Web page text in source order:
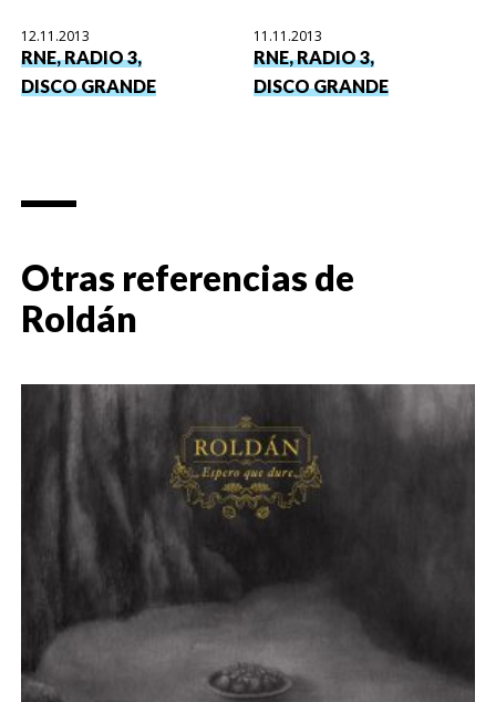
12.11.2013
RNE, RADIO 3,
DISCO GRANDE
11.11.2013
RNE, RADIO 3,
DISCO GRANDE
Otras referencias de
Roldán